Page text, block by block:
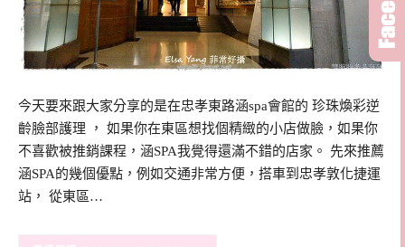
今天要來跟大家分享的是在忠孝東路涵spa會館的 珍珠煥彩逆
齡臉部護理 ， 如果你在東區想找個精緻的小店做臉，如果你
不喜歡被推銷課程，涵SPA我覺得還滿不錯的店家。 先來推薦
涵SPA的幾個優點，例如交通非常方便，搭車到忠孝敦化捷運
站， 從東區…